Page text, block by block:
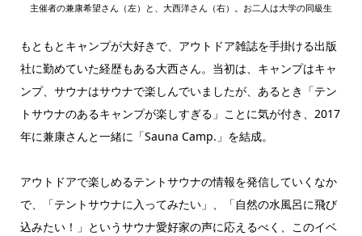
主催者の兼康希望さん（左）と、大西洋さん（右）。お二人は大学の同級生
もともとキャンプが大好きで、アウトドア雑誌を手掛ける出版
社に勤めていた経歴もある大西さん。当初は、キャンプはキャ
ンプ、サウナはサウナで楽しんでいましたが、あるとき「テン
トサウナのあるキャンプが楽しすぎる」ことに気が付き、2017
年に兼康さんと一緒に「Sauna Camp.」を結成。
アウトドアで楽しめるテントサウナの情報を発信していくなか
で、「テントサウナに入ってみたい」、「自然の水風呂に飛び
込みたい！」というサウナ愛好家の声に応えるべく、このイベ